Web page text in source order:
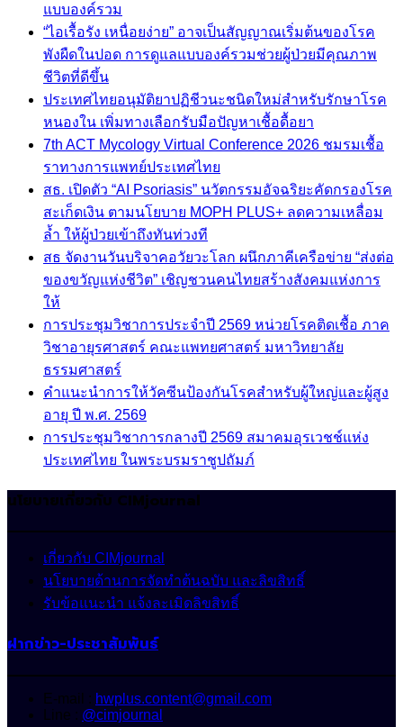
แบบองค์รวม
“ไอเรื้อรัง เหนื่อยง่าย” อาจเป็นสัญญาณเริ่มต้นของโรค
พังผืดในปอด การดูแลแบบองค์รวมช่วยผู้ป่วยมีคุณภาพ
ชีวิตที่ดีขึ้น
ประเทศไทยอนุมัติยาปฏิชีวนะชนิดใหม่สำหรับรักษาโรค
หนองใน เพิ่มทางเลือกรับมือปัญหาเชื้อดื้อยา
7th ACT Mycology Virtual Conference 2026 ชมรมเชื้อ
ราทางการแพทย์ประเทศไทย
สธ. เปิดตัว “AI Psoriasis” นวัตกรรมอัจฉริยะคัดกรองโรค
สะเก็ดเงิน ตามนโยบาย MOPH PLUS+ ลดความเหลื่อม
ล้ำ ให้ผู้ป่วยเข้าถึงทันท่วงที
สธ จัดงานวันบริจาคอวัยวะโลก ผนึกภาคีเครือข่าย “ส่งต่อ
ของขวัญแห่งชีวิต” เชิญชวนคนไทยสร้างสังคมแห่งการ
ให้
การประชุมวิชาการประจำปี 2569 หน่วยโรคติดเชื้อ ภาค
วิชาอายุรศาสตร์ คณะแพทยศาสตร์ มหาวิทยาลัย
ธรรมศาสตร์
คำแนะนำการให้วัคซีนป้องกันโรคสำหรับผู้ใหญ่และผู้สูง
อายุ ปี พ.ศ. 2569
การประชุมวิชาการกลางปี 2569 สมาคมอุรเวชช์แห่ง
ประเทศไทย ในพระบรมราชูปถัมภ์
นโยบายเกี่ยวกับ CIMjournal
เกี่ยวกับ CIMjournal
นโยบายด้านการจัดทำต้นฉบับ และลิขสิทธิ์
รับข้อแนะนำ แจ้งละเมิดลิขสิทธิ์
ฝากข่าว-ประชาสัมพันธ์
E-mail : hwplus.content@gmail.com
Line : @cimjournal